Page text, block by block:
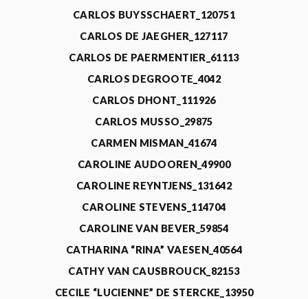
CARLOS BUYSSCHAERT_120751
CARLOS DE JAEGHER_127117
CARLOS DE PAERMENTIER_61113
CARLOS DEGROOTE_4042
CARLOS DHONT_111926
CARLOS MUSSO_29875
CARMEN MISMAN_41674
CAROLINE AUDOOREN_49900
CAROLINE REYNTJENS_131642
CAROLINE STEVENS_114704
CAROLINE VAN BEVER_59854
CATHARINA “RINA” VAESEN_40564
CATHY VAN CAUSBROUCK_82153
CECILE “LUCIENNE” DE STERCKE_13950